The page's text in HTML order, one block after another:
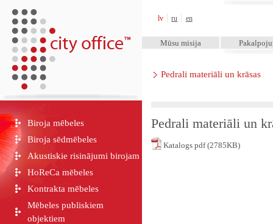
lv ru en
Mūsu misija
Pedrali materiāli un krāsas
Biroja mēbeles
Biroja sēdmēbeles
Akustiskie risinājumi birojam
HoReCa mēbeles
Kontrakta mēbeles
Mēbeles publiskiem
objektiem
Pedrali materiāli un
Katalogs pdf (2785KB)